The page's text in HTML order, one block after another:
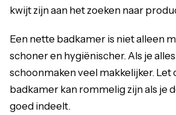
kwijt zijn aan het zoeken naar
Een nette badkamer is niet alleen
schoner en hygiënischer. Als je
schoonmaken veel makkelijker. Let
badkamer kan rommelig zijn als je
goed indeelt.